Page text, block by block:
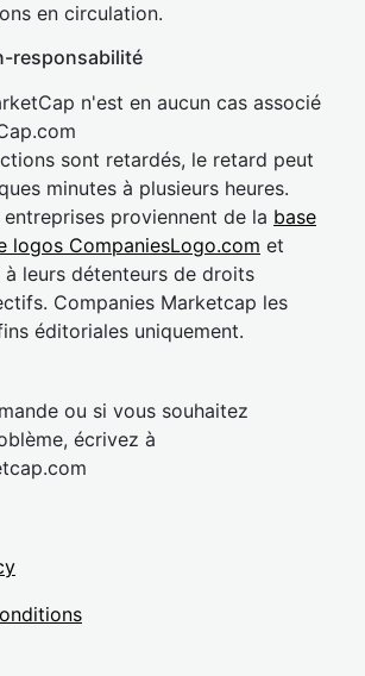
en circulation.
responsabilité
n'est en aucun cas associé
sont retardés, le retard peut
minutes à plusieurs heures.
proviennent de la base
logos CompaniesLogo.com et
leurs détenteurs de droits
Companies Marketcap les
éditoriales uniquement.
ou si vous souhaitez
écrivez à
cap.com